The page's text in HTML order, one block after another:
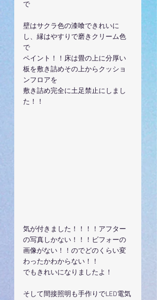
で
壁はサクラ色の漆喰できれいに
し、縁はやすりで磨きクリーム色
で
ペイント！！床は畳の上に分厚い
板を敷き詰めその上からクッショ
ンフロアを
敷き詰め完全に土足禁止にしまし
た！！
気が付きました！！！！アフター
の写真しかない！！！ビフォーの
画像がない！！のでどのくらい変
わったかわからない！！
でもきれいになりましたよ！
そして間接照明も手作りでLED電気